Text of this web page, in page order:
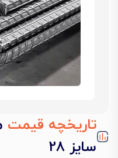
تاریخچه قیمت
سایز 28